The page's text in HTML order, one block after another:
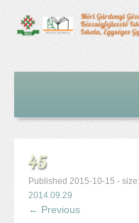
Hírfolyam
Alapdokumentumok
Intézményvezetői
Órarendek (2025/26.
Szakképzés
45
Published 2015-10-15 - size:
2014.09.29
← Previous